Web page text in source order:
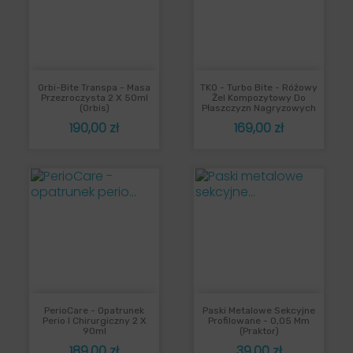
Orbi-Bite Transpa - Masa
Przezroczysta 2 X 50ml
(Orbis)
Cena
190,00 zł
TKO - Turbo Bite - Różowy
Żel Kompozytowy Do
Płaszczyzn Nagryzowych
Cena
169,00 zł
PerioCare - Opatrunek
Perio I Chirurgiczny 2 X
90ml
Paski Metalowe Sekcyjne
Profilowane - 0,05 Mm
(Praktor)